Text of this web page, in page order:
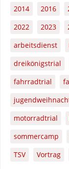
2014
2016
2022
2023
arbeitsdienst
dreikönigstrial
fahrradtrial
motorradtrial
sommercamp
TSV
Vortrag